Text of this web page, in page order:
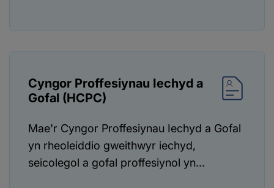
Cyngor Proffesiynau Iechyd a
Gofal (HCPC)
Mae'r Cyngor Proffesiynau Iechyd a Gofal
yn rheoleiddio gweithwyr iechyd,
seicolegol a gofal proffesiynol yn...